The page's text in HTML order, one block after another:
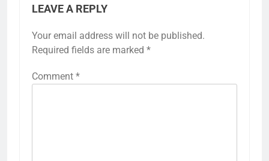
LEAVE A REPLY
Your email address will not be published.
Required fields are marked *
Comment *